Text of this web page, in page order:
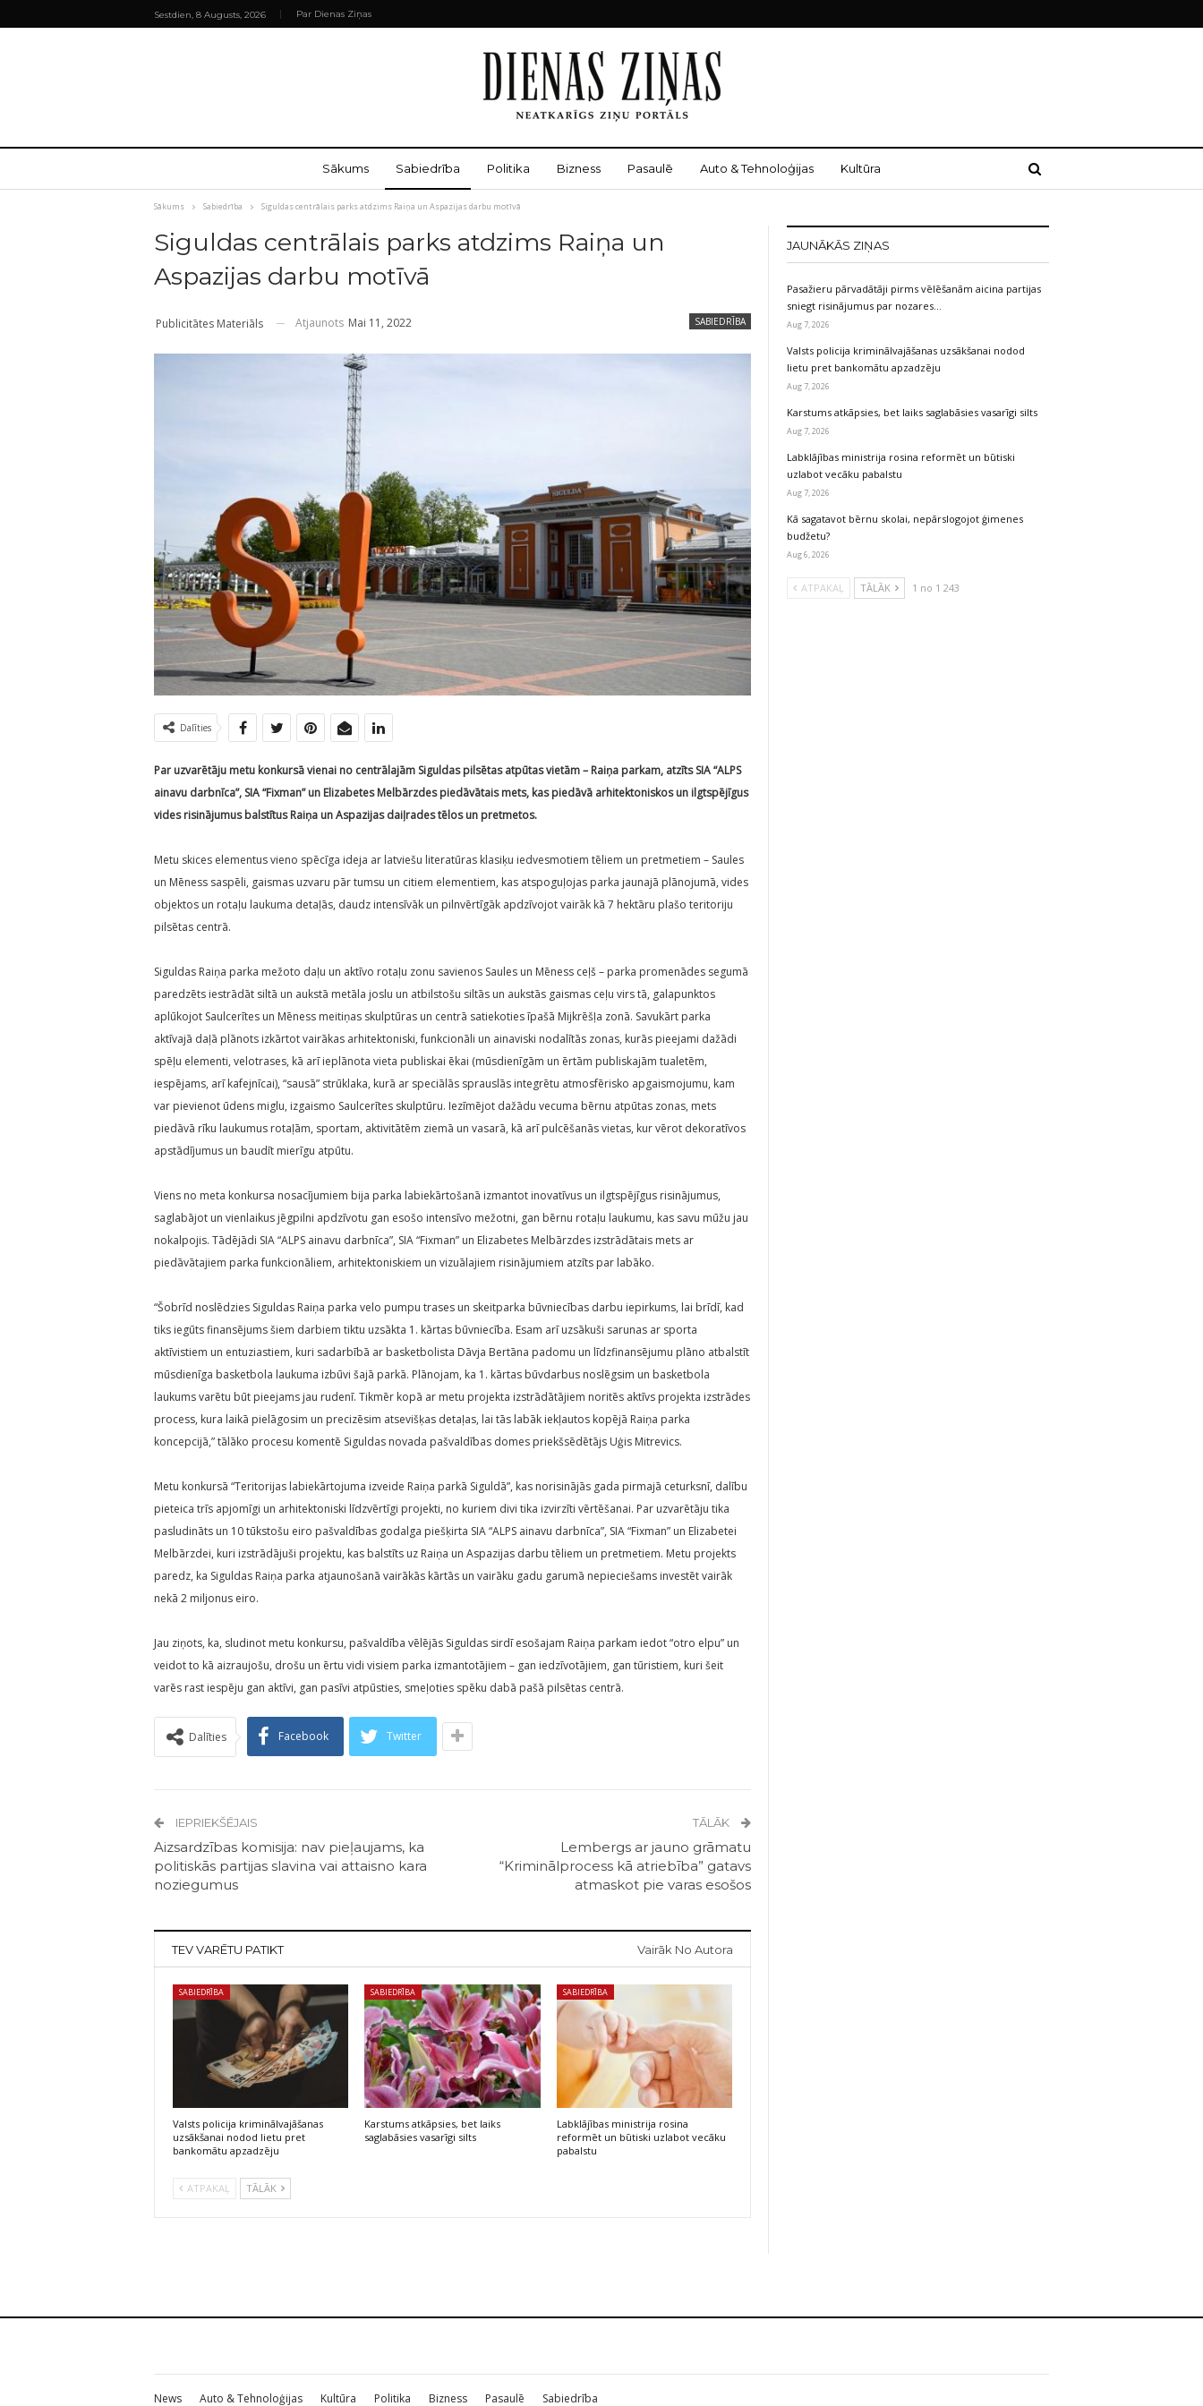
Sestdien, 8 Augusts, 2026 Par Dienas Ziņas
Sākums Sabiedrība Politika Bizness Pasaulē Auto & Tehnoloģijas Kultūra
Sākums Sabiedrība Siguldas centrālais parks atdzims Raiņa un Aspazijas darbu motīvā
Siguldas centrālais parks atdzims Raiņa un
Aspazijas darbu motīvā
SABIEDRĪBA
Publicitātes Materiāls Atjaunots Mai 11, 2022
Dalīties
Par uzvarētāju metu konkursā vienai no centrālajām Siguldas pilsētas atpūtas vietām – Raiņa parkam, atzīts SIA “ALPS
ainavu darbnīca”, SIA “Fixman” un Elizabetes Melbārzdes piedāvātais mets, kas piedāvā arhitektoniskos un ilgtspējīgus
vides risinājumus balstītus Raiņa un Aspazijas daiļrades tēlos un pretmetos.
Metu skices elementus vieno spēcīga ideja ar latviešu literatūras klasiķu iedvesmotiem tēliem un pretmetiem – Saules
un Mēness saspēli, gaismas uzvaru pār tumsu un citiem elementiem, kas atspoguļojas parka jaunajā plānojumā, vides
objektos un rotaļu laukuma detaļās, daudz intensīvāk un pilnvērtīgāk apdzīvojot vairāk kā 7 hektāru plašo teritoriju
pilsētas centrā.
Siguldas Raiņa parka mežoto daļu un aktīvo rotaļu zonu savienos Saules un Mēness ceļš – parka promenādes segumā
paredzēts iestrādāt siltā un aukstā metāla joslu un atbilstošu siltās un aukstās gaismas ceļu virs tā, galapunktos
aplūkojot Saulcerītes un Mēness meitiņas skulptūras un centrā satiekoties īpašā Mijkrēšļa zonā. Savukārt parka
aktīvajā daļā plānots izkārtot vairākas arhitektoniski, funkcionāli un ainaviski nodalītās zonas, kurās pieejami dažādi
spēļu elementi, velotrases, kā arī ieplānota vieta publiskai ēkai (mūsdienīgām un ērtām publiskajām tualetēm,
iespējams, arī kafejnīcai), “sausā” strūklaka, kurā ar speciālās sprauslās integrētu atmosfērisko apgaismojumu, kam
var pievienot ūdens miglu, izgaismo Saulcerītes skulptūru. Iezīmējot dažādu vecuma bērnu atpūtas zonas, mets
piedāvā rīku laukumus rotaļām, sportam, aktivitātēm ziemā un vasarā, kā arī pulcēšanās vietas, kur vērot dekoratīvos
apstādījumus un baudīt mierīgu atpūtu.
Viens no meta konkursa nosacījumiem bija parka labiekārtošanā izmantot inovatīvus un ilgtspējīgus risinājumus,
saglabājot un vienlaikus jēgpilni apdzīvotu gan esošo intensīvo mežotni, gan bērnu rotaļu laukumu, kas savu mūžu jau
nokalpojis. Tādējādi SIA “ALPS ainavu darbnīca”, SIA “Fixman” un Elizabetes Melbārzdes izstrādātais mets ar
piedāvātajiem parka funkcionāliem, arhitektoniskiem un vizuālajiem risinājumiem atzīts par labāko.
“Šobrīd noslēdzies Siguldas Raiņa parka velo pumpu trases un skeitparka būvniecības darbu iepirkums, lai brīdī, kad
tiks iegūts finansējums šiem darbiem tiktu uzsākta 1. kārtas būvniecība. Esam arī uzsākuši sarunas ar sporta
aktīvistiem un entuziastiem, kuri sadarbībā ar basketbolista Dāvja Bertāna padomu un līdzfinansējumu plāno atbalstīt
mūsdienīga basketbola laukuma izbūvi šajā parkā. Plānojam, ka 1. kārtas būvdarbus noslēgsim un basketbola
laukums varētu būt pieejams jau rudenī. Tikmēr kopā ar metu projekta izstrādātājiem noritēs aktīvs projekta izstrādes
process, kura laikā pielāgosim un precizēsim atsevišķas detaļas, lai tās labāk iekļautos kopējā Raiņa parka
koncepcijā,” tālāko procesu komentē Siguldas novada pašvaldības domes priekšsēdētājs Uģis Mitrevics.
Metu konkursā “Teritorijas labiekārtojuma izveide Raiņa parkā Siguldā”, kas norisinājās gada pirmajā ceturksnī, dalību
pieteica trīs apjomīgi un arhitektoniski līdzvērtīgi projekti, no kuriem divi tika izvirzīti vērtēšanai. Par uzvarētāju tika
pasludināts un 10 tūkstošu eiro pašvaldības godalga piešķirta SIA “ALPS ainavu darbnīca”, SIA “Fixman” un Elizabetei
Melbārzdei, kuri izstrādājuši projektu, kas balstīts uz Raiņa un Aspazijas darbu tēliem un pretmetiem. Metu projekts
paredz, ka Siguldas Raiņa parka atjaunošanā vairākās kārtās un vairāku gadu garumā nepieciešams investēt vairāk
nekā 2 miljonus eiro.
Jau ziņots, ka, sludinot metu konkursu, pašvaldība vēlējās Siguldas sirdī esošajam Raiņa parkam iedot “otro elpu” un
veidot to kā aizraujošu, drošu un ērtu vidi visiem parka izmantotājiem – gan iedzīvotājiem, gan tūristiem, kuri šeit
varēs rast iespēju gan aktīvi, gan pasīvi atpūsties, smeļoties spēku dabā pašā pilsētas centrā.
Dalīties Facebook Twitter
IEPRIEKŠĒJAIS
Aizsardzības komisija: nav pieļaujams, ka
politiskās partijas slavina vai attaisno kara
noziegumus
TĀLĀK
Lembergs ar jauno grāmatu
“Kriminālprocess kā atriebība” gatavs
atmaskot pie varas esošos
TEV VARĒTU PATIKT Vairāk No Autora
SABIEDRĪBA
Valsts policija kriminālvajāšanas
uzsākšanai nodod lietu pret
bankomātu apzadzēju
SABIEDRĪBA
Karstums atkāpsies, bet laiks
saglabāsies vasarīgi silts
SABIEDRĪBA
Labklājības ministrija rosina
reformēt un būtiski uzlabot vecāku
pabalstu
ATPAKAĻ TĀLĀK
JAUNĀKĀS ZIŅAS
Pasažieru pārvadātāji pirms vēlēšanām aicina partijas
sniegt risinājumus par nozares…
Aug 7, 2026
Valsts policija kriminālvajāšanas uzsākšanai nodod
lietu pret bankomātu apzadzēju
Aug 7, 2026
Karstums atkāpsies, bet laiks saglabāsies vasarīgi silts
Aug 7, 2026
Labklājības ministrija rosina reformēt un būtiski
uzlabot vecāku pabalstu
Aug 7, 2026
Kā sagatavot bērnu skolai, nepārslogojot ģimenes
budžetu?
Aug 6, 2026
ATPAKAĻ TĀLĀK 1 no 1 243
News Auto & Tehnoloģijas Kultūra Politika Bizness Pasaulē Sabiedrība